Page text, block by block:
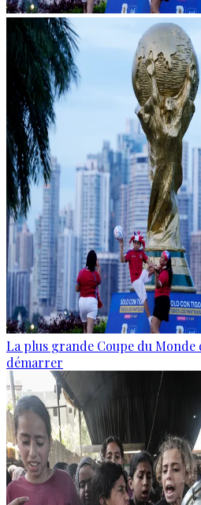
La plus grande Coupe du Monde
démarrer